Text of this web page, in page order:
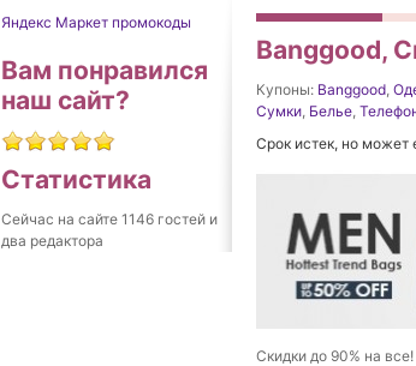
Яндекс Маркет промокоды
Вам понравился
наш сайт?
Статистика
Сейчас на сайте 1146 гостей и
два редактора
Banggood,
Купоны: Banggood,
Сумки, Белье,
Срок истек, но может
Скидки до 90% на